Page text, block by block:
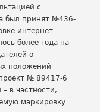
с
был принят №436-
интернет-
более года на
о
положений
№ 89417-6
в частности,
маркировку